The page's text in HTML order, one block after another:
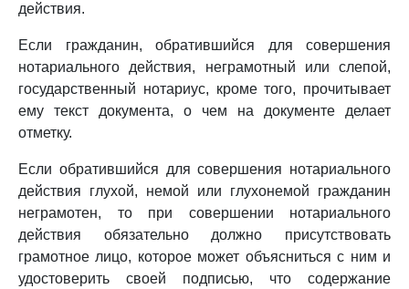
действия.
Если гражданин, обратившийся для совершения
нотариального действия, неграмотный или слепой,
государственный нотариус, кроме того, прочитывает
ему текст документа, о чем на документе делает
отметку.
Если обратившийся для совершения нотариального
действия глухой, немой или глухонемой гражданин
неграмотен, то при совершении нотариального
действия обязательно должно присутствовать
грамотное лицо, которое может объясниться с ним и
удостоверить своей подписью, что содержание